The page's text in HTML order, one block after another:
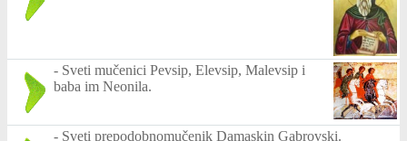
- Sveti mučenici Pevsip, Elevsip, Malevsip i
baba im Neonila.
- Sveti prepodobnomučenik Damaskin Gabrovski.